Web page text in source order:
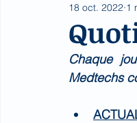
18 oct. 2022 1
Chaque
Medtechs